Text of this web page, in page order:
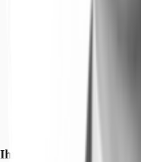
Ihr Kontakt